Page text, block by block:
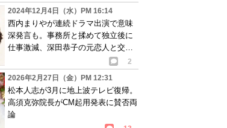
2024年12月4日（水）PM 16:14
西内まりやが連続ドラマ出演で意味
深発言も。事務所と揉めて独立後に
仕事激減、深田恭子の元恋人と交際
2
2026年2月27日（金）PM 12:31
松本人志が3月に地上波テレビ復帰。
高須克弥院長がCM起用発表に賛否両
論